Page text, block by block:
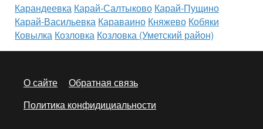
Карандеевка Карай-Салтыково Карай-Пущино
Карай-Васильевка Караваино Княжево Кобяки
Ковылка Козловка Козловка (Уметский район)
О сайте
Обратная связь
Политика конфидициальности